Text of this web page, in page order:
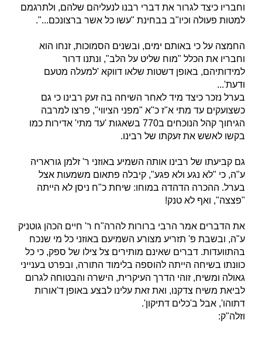
וחבריו כיצד לגרור את דברי רבנו לנעליהם שלהם, ולתרגמם
למטות פעולה וכיו"ב בבחינת "עשו כל אשר ברצונכם...".
החמצה על כי באותם ימים, ובשנים הסמוכות, זנחו הוא
וחבריו את הכלל "מוח שליט על הלב", ונתנו דרור
למידותיהם, באופן דשטות שלאו דווקא 'למעלה מטעם
ודעת'...
בערל נזכר כיצד מיד לאחר השיחה בה זעק רבינו כי גם
כשצועקים עד מתי א"ז כ"א "מפני הציווי", פרצו למרבה
הגיחוך קהל הנוכחים ב770 בשאגות 'עד מתי' אדירות כמו
בקשו לאשש את זעקתו של רבינו.
גם קביעתו של רבינו אותה השמיע באוזני ר' זלמן גוראריה
ע"ה, כי "לא נגע ולא פגע", קיבלה פתאום משמעות אצל
בערל. ההכרה הדהדה במוחו: שיחת כ"ח ניסן לא הייתה
"פצצה", ואף לא טנק!
את הדברים אמר הרבי ברורות להרה"ח ר' חיים הכהן גוטניק
ע"ה, ובשבת פ' תזריע מצורע השמיעם באוזני כל מי שנכח
בהתוועדות. דברים שאינם מותירים צל צילו של ספק, כי כל
כוונתו בשיחה הייתה להוספה בלימוד התורה, ובפרט בענייני
גאולה ומשיח, זוהי הדרך העיקרית, הישרה והבטוחה לגרום
לביאת משיח צדקנו, ואת זאת עלינו לבצע באופן ד'אורות
דתוהו', אבל ב'כלים דתיקון'.
וזלה"ק: